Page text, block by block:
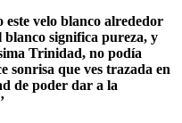
este velo blanco alrededor
blanco significa pureza, y
Trinidad, no podía
sonrisa que ves trazada en
de poder dar a la